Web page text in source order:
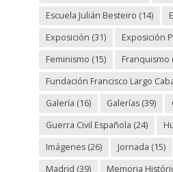
Escuela Julián Besteiro (14)
Exposición (31) Exposición
Feminismo (15) Franquismo
Fundación Francisco Largo
Galería (16) Galerías(39)
Guerra Civil Española (24)
Imágenes(26) Jornada (15)
Madrid (39) Memoria